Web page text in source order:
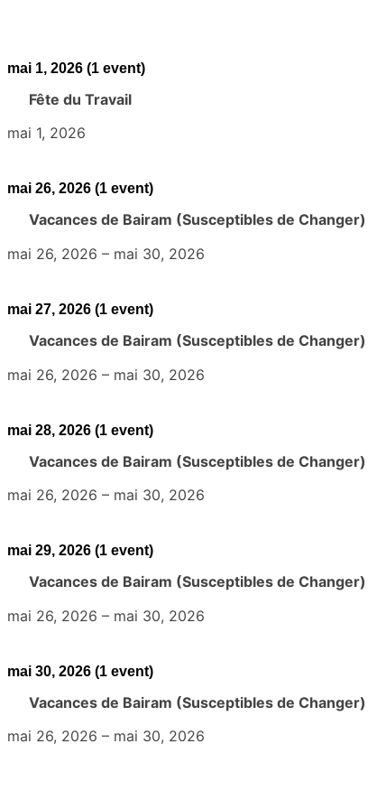
mai 1, 2026 (1 event)
Fête du Travail
mai 1, 2026
mai 26, 2026 (1 event)
Vacances de Bairam (Susceptibles de Changer)
mai 26, 2026 – mai 30, 2026
mai 27, 2026 (1 event)
Vacances de Bairam (Susceptibles de Changer)
mai 26, 2026 – mai 30, 2026
mai 28, 2026 (1 event)
Vacances de Bairam (Susceptibles de Changer)
mai 26, 2026 – mai 30, 2026
mai 29, 2026 (1 event)
Vacances de Bairam (Susceptibles de Changer)
mai 26, 2026 – mai 30, 2026
mai 30, 2026 (1 event)
Vacances de Bairam (Susceptibles de Changer)
mai 26, 2026 – mai 30, 2026